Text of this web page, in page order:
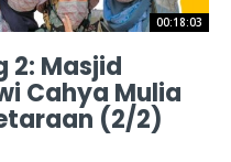
00:18:03
2: Masjid
Cahya Mulia
(2/2)